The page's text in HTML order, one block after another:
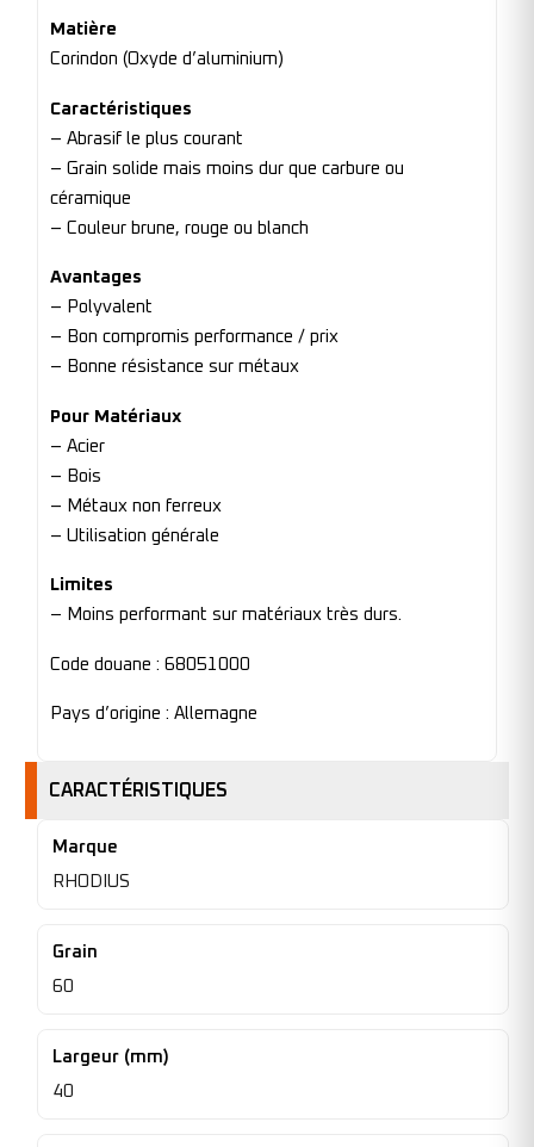
Matière
Corindon (Oxyde d’aluminium)
Caractéristiques
– Abrasif le plus courant
– Grain solide mais moins dur que carbure ou
céramique
– Couleur brune, rouge ou blanch
Avantages
– Polyvalent
– Bon compromis performance / prix
– Bonne résistance sur métaux
Pour Matériaux
– Acier
– Bois
– Métaux non ferreux
– Utilisation générale
Limites
– Moins performant sur matériaux très durs.
Code douane : 68051000
Pays d’origine : Allemagne
CARACTÉRISTIQUES
Marque
RHODIUS
Grain
60
Largeur (mm)
40